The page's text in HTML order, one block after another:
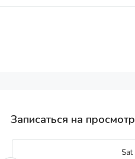
Записаться на просмотр
Sat